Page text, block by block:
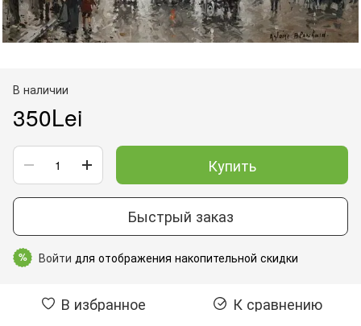
В наличии
350Lei
Купить
Быстрый заказ
% Войти для отображения накопительной скидки
В избранное К сравнению